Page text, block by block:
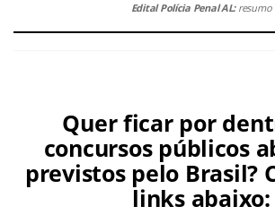
Edital Polícia Penal AL: resumo
Quer ficar por
concursos públicos
previstos pelo Brasil?
links abaixo: